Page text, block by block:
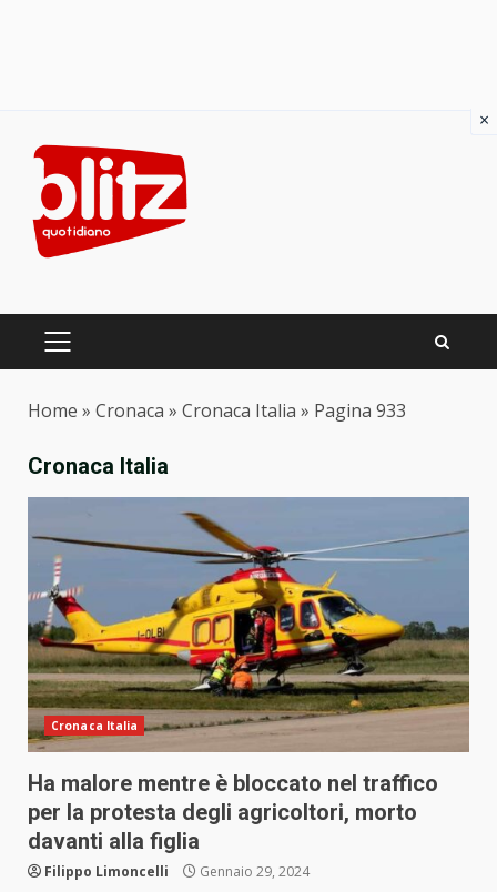
content
PRIMARY
Home » Cronaca » Cronaca Italia » Pagina 933
Cronaca Italia
Cronaca Italia
Ha malore mentre è bloccato nel traffico
per la protesta degli agricoltori, morto
davanti alla figlia
Filippo Limoncelli Gennaio 29, 2024
×